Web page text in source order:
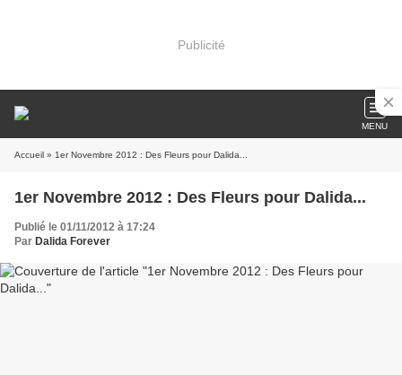
Publicité
MENU
Accueil » 1er Novembre 2012 : Des Fleurs pour Dalida...
1er Novembre 2012 : Des Fleurs pour Dalida...
Publié le 01/11/2012 à 17:24
Par Dalida Forever